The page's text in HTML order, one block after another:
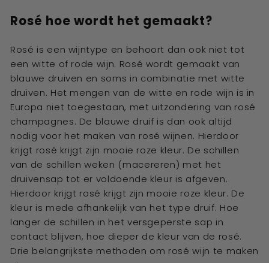
Rosé hoe wordt het gemaakt?
Rosé is een wijntype en behoort dan ook niet tot
een witte of rode wijn. Rosé wordt gemaakt van
blauwe druiven en soms in combinatie met witte
druiven. Het mengen van de witte en rode wijn is in
Europa niet toegestaan, met uitzondering van rosé
champagnes. De blauwe druif is dan ook altijd
nodig voor het maken van rosé wijnen. Hierdoor
krijgt rosé krijgt zijn mooie roze kleur. De schillen
van de schillen weken (macereren) met het
druivensap tot er voldoende kleur is afgeven.
Hierdoor krijgt rosé krijgt zijn mooie roze kleur. De
kleur is mede afhankelijk van het type druif. Hoe
langer de schillen in het versgeperste sap in
contact blijven, hoe dieper de kleur van de rosé.
Drie belangrijkste methoden om rosé wijn te maken